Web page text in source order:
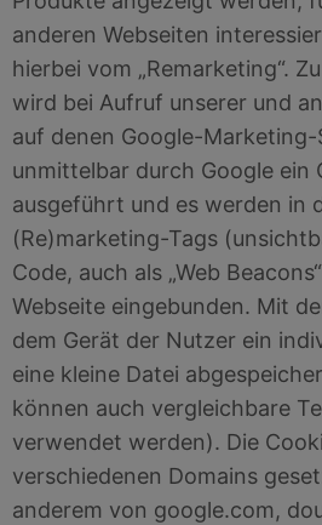
anderen Webseiten
hierbei vom „Remarketing“.
wird bei Aufruf unserer und
auf denen Google-
unmittelbar durch Google ein
ausgeführt und es werden in
(Re)marketing-Tags
Code, auch als „Web
Webseite eingebunden. Mit
dem Gerät der Nutzer ein
eine kleine Datei
können auch vergleichbare
verwendet werden). Die
verschiedenen Domains
anderem von google.com,